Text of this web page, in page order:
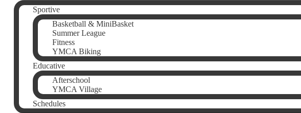
Sportive
Basketball & MiniBasket
Summer League
Fitness
YMCA Biking
Educative
Afterschool
YMCA Village
Schedules